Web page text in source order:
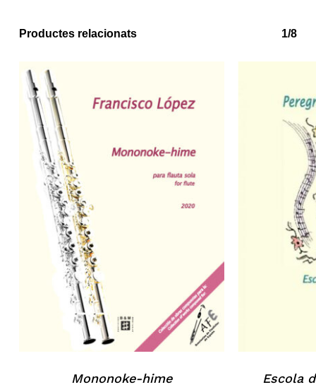
No hi ha productes a la cistella.
Productes relacionats 1/8
Mononoke-hime Escola